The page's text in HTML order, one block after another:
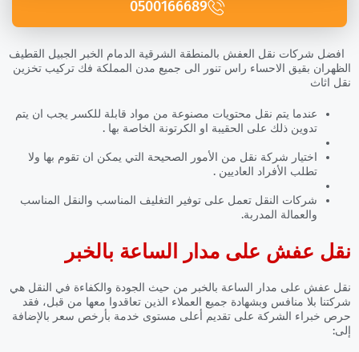
0500166689
افضل شركات نقل العفش بالمنطقة الشرقية الدمام الخبر الجبيل القطيف
الظهران بقيق الاحساء راس تنور الى جميع مدن المملكة فك تركيب تخزين
نقل اثاث
عندما يتم نقل محتويات مصنوعة من مواد قابلة للكسر يجب ان يتم
تدوين ذلك على الحقيبة او الكرتونة الخاصة بها .
اختيار شركة نقل من الأمور الصحيحة التي يمكن ان تقوم بها ولا
تطلب الأفراد العاديين .
شركات النقل تعمل على توفير التغليف المناسب والنقل المناسب
والعمالة المدربة.
نقل عفش على مدار الساعة بالخبر
نقل عفش على مدار الساعة بالخبر من حيث الجودة والكفاءة في النقل هي
شركتنا بلا منافس وبشهادة جميع العملاء الذين تعاقدوا معها من قبل، فقد
حرص خبراء الشركة على تقديم أعلى مستوى خدمة بأرخص سعر بالإضافة
إلى: